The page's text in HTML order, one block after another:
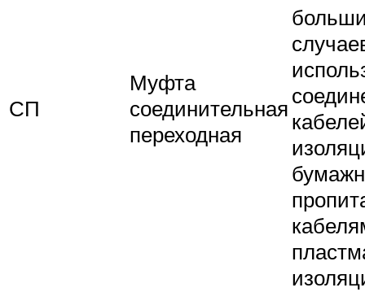
СП
Муфта
соединительная
переходная